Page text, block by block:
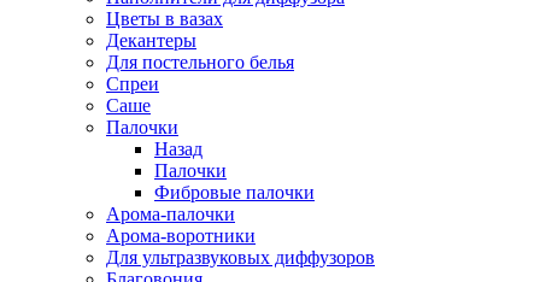
Цветы в вазах
Декантеры
Для постельного белья
Спреи
Саше
Палочки
Назад
Палочки
Фибровые палочки
Арома-палочки
Арома-воротники
Для ультразвуковых диффузоров